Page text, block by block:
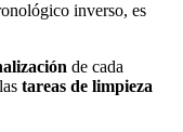
inverso, es
de cada
tareas de limpieza